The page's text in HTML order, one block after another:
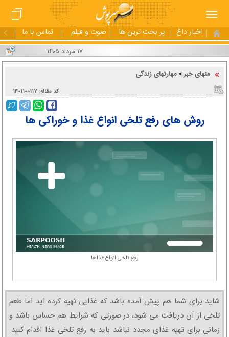
اخبار داغ پر بحث ترین ها صوت و فیلم تماس با ما
۱۷ مرداد ۱۴۰۵
منهای خبر> مهارتهای زندگی
کد مقاله: ۱۴۰۱۱۰۰۱۱۷
روش های رفع تلخی انواع غذا و خوراکی ها
رفع تلخی انواع غذاها
شاید برای شما هم پیش آمده باشد که غذایی تهیه کرده اید اما طعم
تلخی از آن دریافت می شود، در صورتی که شرایط هم حساس باشد و
زمانی برای تهیه غذای مجدد نباشد باید به رفع تلخی غذا اقدام کنید.